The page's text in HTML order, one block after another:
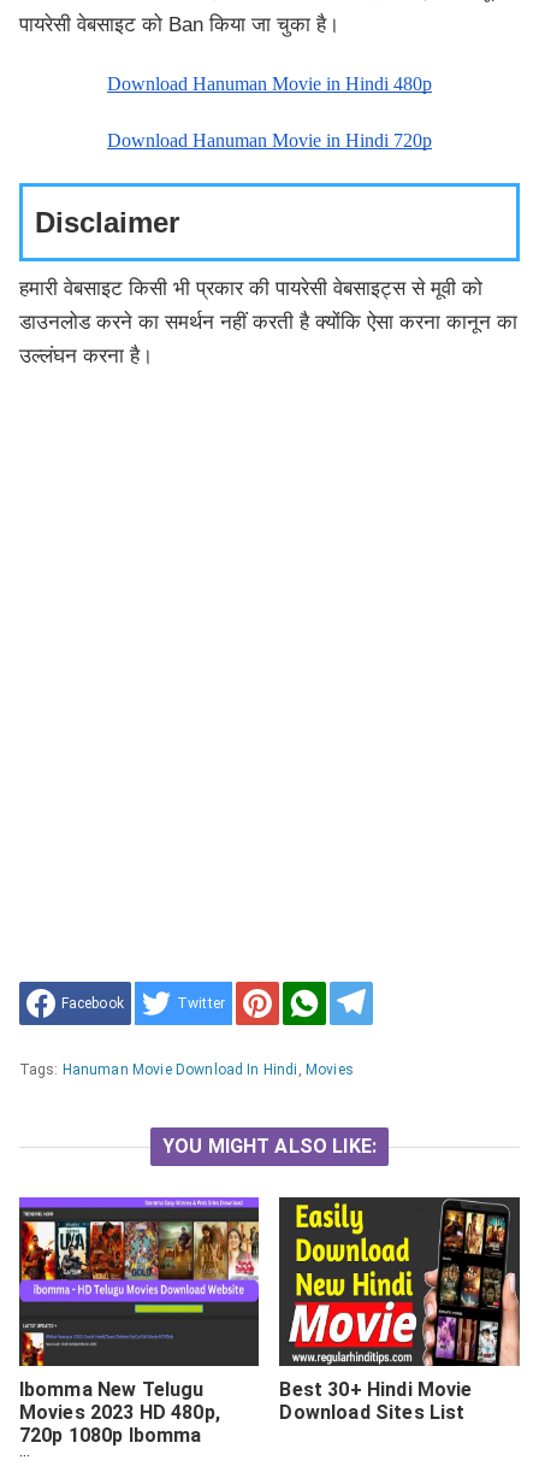
पायरेसी वेबसाइट को Ban किया जा चुका है।
Download Hanuman Movie in Hindi 480p
Download Hanuman Movie in Hindi 720p
Disclaimer
हमारी वेबसाइट किसी भी प्रकार की पायरेसी वेबसाइट्स से मूवी को
डाउनलोड करने का समर्थन नहीं करती है क्योंकि ऐसा करना कानून का
उल्लंघन करना है।
Facebook Twitter
Tags: Hanuman Movie Download In Hindi , Movies
YOU MIGHT ALSO LIKE:
Ibomma New Telugu
Movies 2023 HD 480p,
720p 1080p Ibomma
Telugu Movies
Best 30+ Hindi Movie
Download Sites List